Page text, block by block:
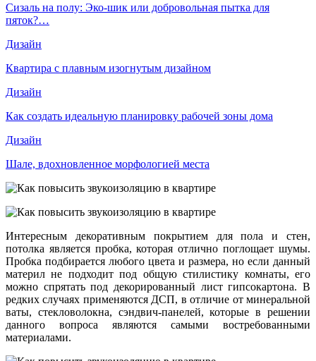
Сизаль на полу: Эко-шик или добровольная пытка для
пяток?…
Дизайн
Квартира с плавным изогнутым дизайном
Дизайн
Как создать идеальную планировку рабочей зоны дома
Дизайн
Шале, вдохновленное морфологией места
Интересным декоративным покрытием для пола и стен,
потолка является пробка, которая отлично поглощает шумы.
Пробка подбирается любого цвета и размера, но если данный
материл не подходит под общую стилистику комнаты, его
можно спрятать под декорированный лист гипсокартона. В
редких случаях применяются ДСП, в отличие от минеральной
ваты, стекловолокна, сэндвич-панелей, которые в решении
данного вопроса являются самыми востребованными
материалами.